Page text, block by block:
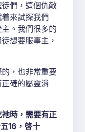
們，這個仇敵
來試探我們
。我們很多的
想要服事主，
，也非常重要
確的屬靈消
時，需要有正
16，啓十